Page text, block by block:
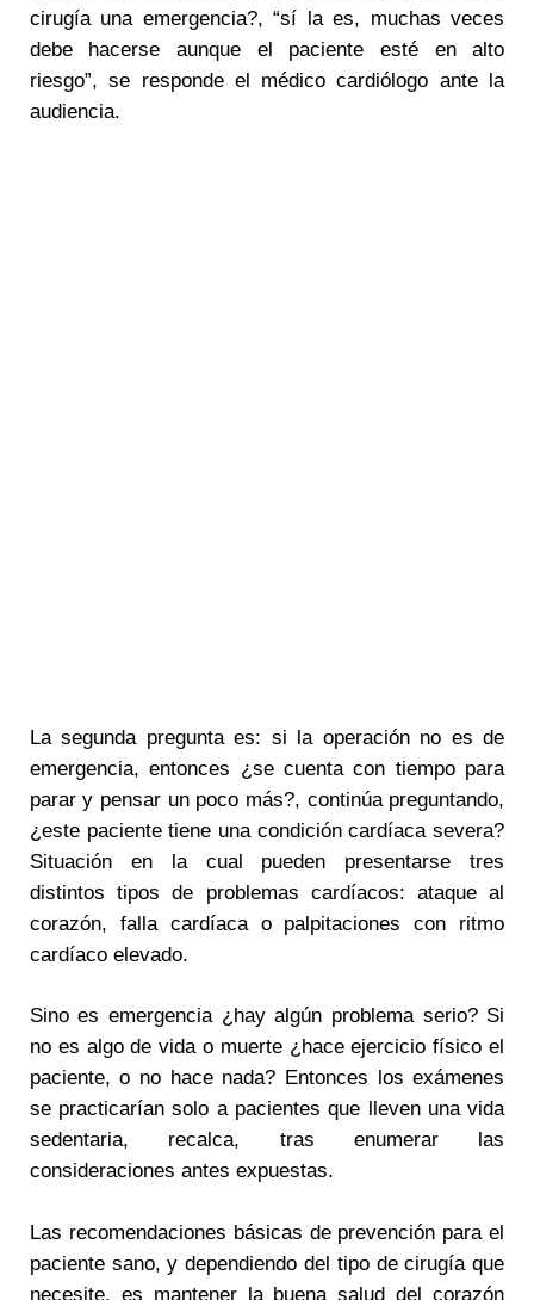
cirugía una emergencia?, “sí la es, muchas veces
debe hacerse aunque el paciente esté en alto
riesgo”, se responde el médico cardiólogo ante la
audiencia.
La segunda pregunta es: si la operación no es de
emergencia, entonces ¿se cuenta con tiempo para
parar y pensar un poco más?, continúa preguntando,
¿este paciente tiene una condición cardíaca severa?
Situación en la cual pueden presentarse tres
distintos tipos de problemas cardíacos: ataque al
corazón, falla cardíaca o palpitaciones con ritmo
cardíaco elevado.
Sino es emergencia ¿hay algún problema serio? Si
no es algo de vida o muerte ¿hace ejercicio físico el
paciente, o no hace nada? Entonces los exámenes
se practicarían solo a pacientes que lleven una vida
sedentaria, recalca, tras enumerar las
consideraciones antes expuestas.
Las recomendaciones básicas de prevención para el
paciente sano, y dependiendo del tipo de cirugía que
necesite, es mantener la buena salud del corazón